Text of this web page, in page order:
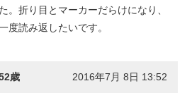
。折り目とマーカーだらけになり、
度読み返したいです。
歳
2016年7月 8日 13:52